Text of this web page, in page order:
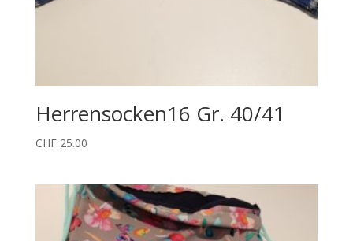
Herrensocken16 Gr. 40/41
CHF25.00